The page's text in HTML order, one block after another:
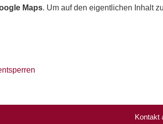
Maps. Um auf den eigentlichen Inhalt
Kontakt